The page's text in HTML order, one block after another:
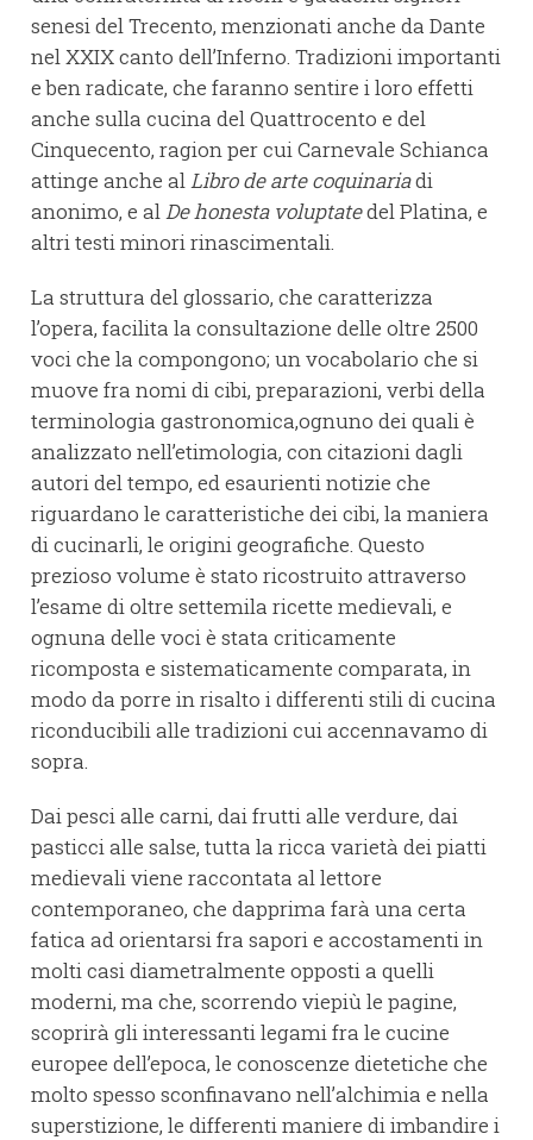
senesi del Trecento, menzionati anche da Dante
nel XXIX canto dell’Inferno. Tradizioni importanti
e ben radicate, che faranno sentire i loro effetti
anche sulla cucina del Quattrocento e del
Cinquecento, ragion per cui Carnevale Schianca
attinge anche al Libro de arte coquinariadi
anonimo, e al De honesta voluptatedel Platina, e
altri testi minori rinascimentali.
La struttura del glossario, che caratterizza
l’opera, facilita la consultazione delle oltre 2500
voci che la compongono; un vocabolario che si
muove fra nomi di cibi, preparazioni, verbi della
terminologia gastronomica,ognuno dei quali è
analizzato nell’etimologia, con citazioni dagli
autori del tempo, ed esaurienti notizie che
riguardano le caratteristiche dei cibi, la maniera
di cucinarli, le origini geografiche. Questo
prezioso volume è stato ricostruito attraverso
l’esame di oltre settemila ricette medievali, e
ognuna delle voci è stata criticamente
ricomposta e sistematicamente comparata, in
modo da porre in risalto i differenti stili di cucina
riconducibili alle tradizioni cui accennavamo di
sopra.
Dai pesci alle carni, dai frutti alle verdure, dai
pasticci alle salse, tutta la ricca varietà dei piatti
medievali viene raccontata al lettore
contemporaneo, che dapprima farà una certa
fatica ad orientarsi fra sapori e accostamenti in
molti casi diametralmente opposti a quelli
moderni, ma che, scorrendo viepiù le pagine,
scoprirà gli interessanti legami fra le cucine
europee dell’epoca, le conoscenze dietetiche che
molto spesso sconfinavano nell’alchimia e nella
superstizione, le differenti maniere di imbandire i